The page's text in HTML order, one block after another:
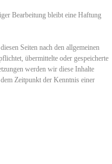
Bearbeitung bleibt eine Haftung
Seiten nach den allgemeinen
übermittelte oder gespeicherte
werden wir diese Inhalte
Zeitpunkt der Kenntnis einer